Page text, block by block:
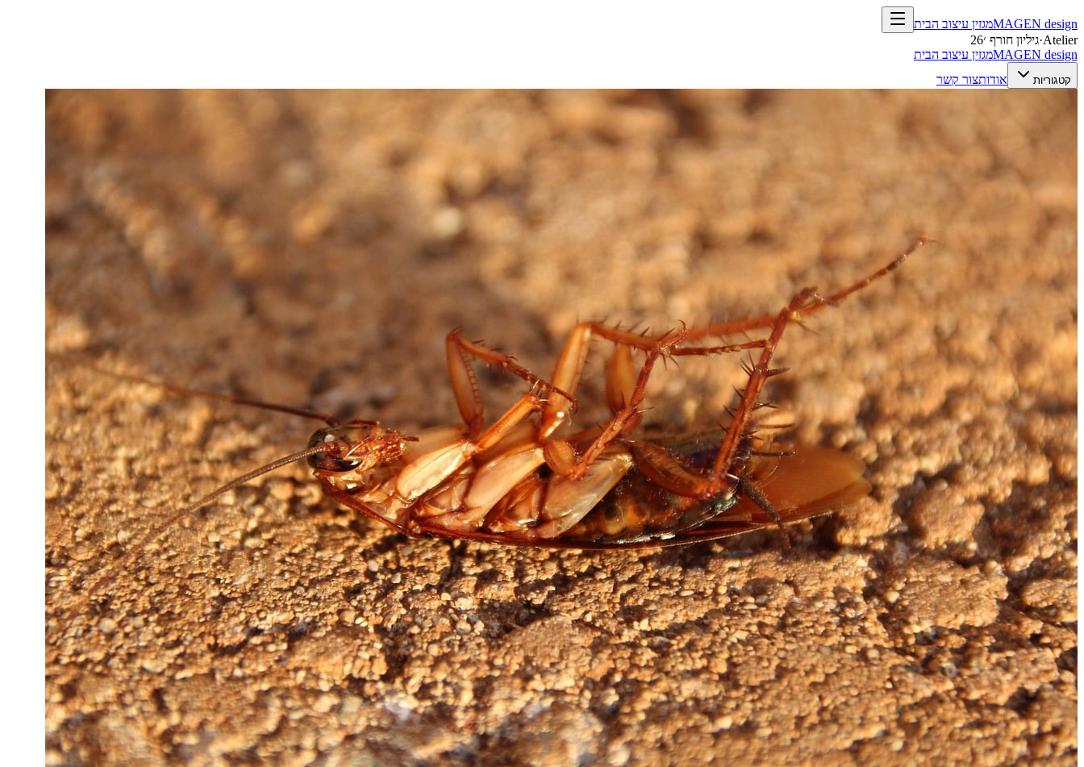
MAGEN design
מגזין עיצוב הבית
Atelier
·גיליון חורף ׳26
MAGEN design מגזין עיצוב הבית
קטגוריות אודותצור קשר